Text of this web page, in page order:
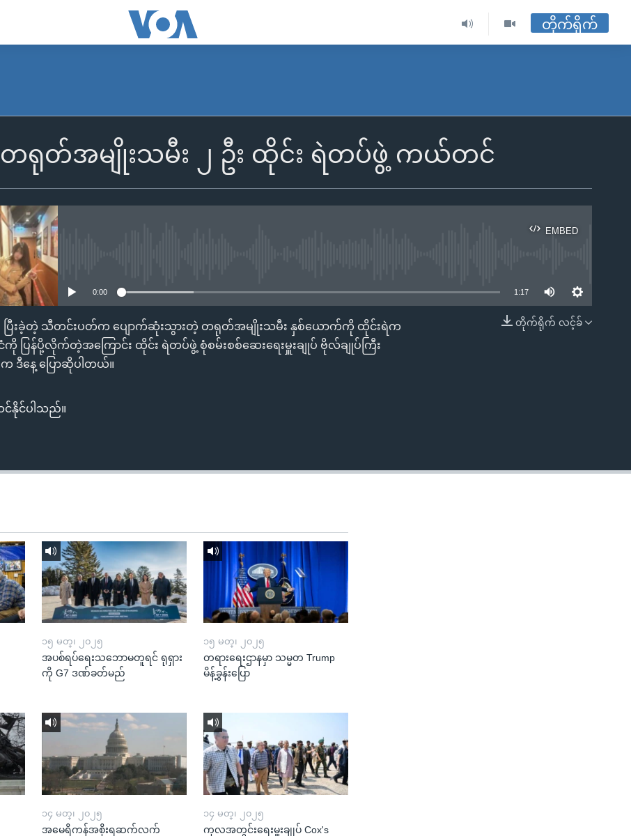
တိုက်ရိုက်
တရုတ်အမျိုးသမီး ၂ ဦး ထိုင်း ရဲတပ်ဖွဲ့ ကယ်တင်
EMBED
EMBED
0:00 1:17
တိုက်ရိုက် လင့်ခ်
ပြီးခဲ့တဲ့ သီတင်းပတ်က ပျောက်ဆုံးသွားတဲ့ တရုတ်အမျိုးသမီး နှစ်ယောက်ကို ထိုင်းရဲက
ကို ပြန်ပို့လိုက်တဲ့အကြောင်း ထိုင်း ရဲတပ်ဖွဲ့ စုံစမ်းစစ်ဆေးရေးမှူးချုပ် ဗိုလ်ချုပ်ကြီး
က ဒီနေ့ ပြောဆိုပါတယ်။
င်နိုင်ပါသည်။
၁၅ မတ္၊ ၂၀၂၅
အပစ်ရပ်ရေးသဘောမတူရင် ရုရှား
ကို G7 ဒဏ်ခတ်မည်
၁၅ မတ္၊ ၂၀၂၅
တရားရေးဌာနမှာ သမ္မတ Trump
မိန့်ခွန်းပြော
၁၄ မတ္၊ ၂၀၂၅
အမေရိကန်အစိုးရဆက်လက်
၁၄ မတ္၊ ၂၀၂၅
ကုလအတွင်းရေးမှူးချုပ် Cox's